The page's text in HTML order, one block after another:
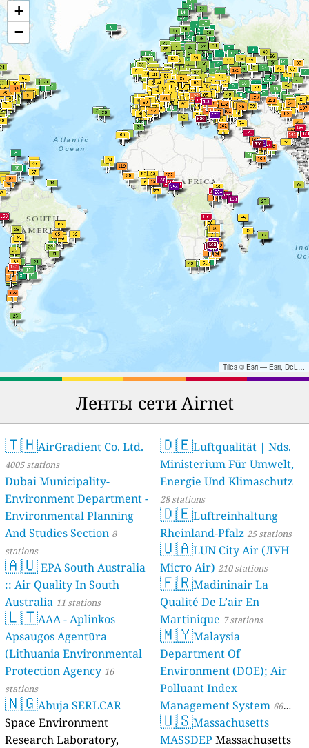
+
−
Ленты сети Airnet
🇹🇭AirGradient Co. Ltd.
4005 stations
Dubai Municipality-
Environment Department -
Environmental Planning
And Studies Section 8
stations
🇦🇺EPA South Australia
:: Air Quality In South
Australia 11 stations
🇱🇹AAA - Aplinkos
Apsaugos Agentūra
(Lithuania Environmental
Protection Agency 16
stations
🇳🇬Abuja SERLCAR
Space Environment
Research Laboratory,
🇩🇪Luftqualität | Nds.
Ministerium Für Umwelt,
Energie Und Klimaschutz
28 stations
🇩🇪Luftreinhaltung
Rheinland-Pfalz 25 stations
🇺🇦LUN City Air (ЛУН
Місто Air) 210 stations
🇫🇷Madininair La
Qualité De L’air En
Martinique 7 stations
🇲🇾Malaysia
Department Of
Environment (DOE); Air
Polluant Index
Management System 66
stations
🇺🇸Massachusetts
MASSDEP Massachusetts